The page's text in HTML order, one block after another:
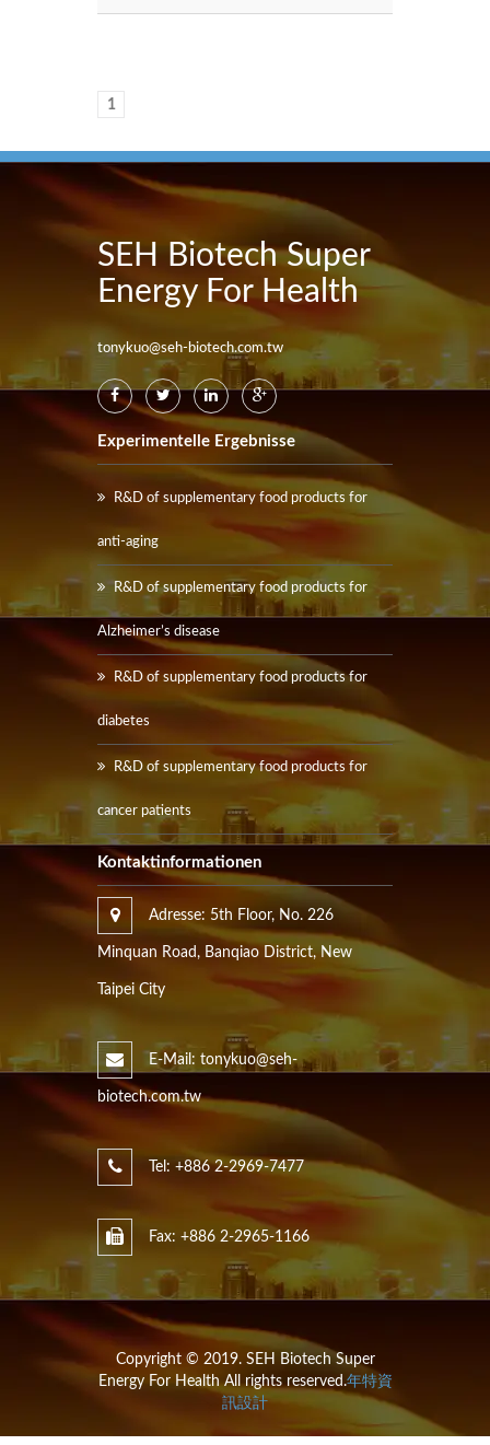
1
SEH Biotech Super
Energy For Health
tonykuo@seh-biotech.com.tw
Experimentelle Ergebnisse
R&D of supplementary food products for
anti-aging
R&D of supplementary food products for
Alzheimer’s disease
R&D of supplementary food products for
diabetes
R&D of supplementary food products for
cancer patients
Kontaktinformationen
Adresse: 5th Floor, No. 226
Minquan Road, Banqiao District, New
Taipei City
E-Mail: tonykuo@seh-
biotech.com.tw
Tel: +886 2-2969-7477
Fax: +886 2-2965-1166
Copyright © 2019. SEH Biotech Super
Energy For Health All rights reserved.年特資
訊設計